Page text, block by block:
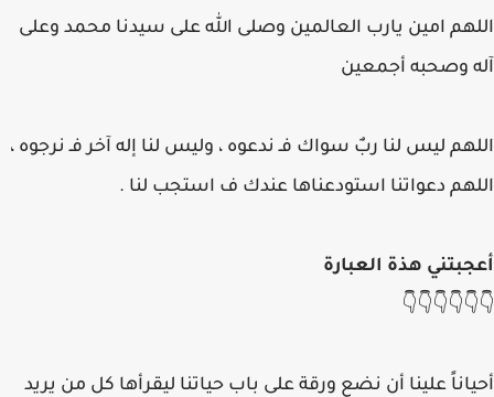
اللهم امين يارب العالمين وصلى الله على سيدنا محمد وعلى
آله وصحبه أجمعين
اللهم ليس لنا ربٌ سواك فـ ندعوه ، وليس لنا إله آخر فـ نرجوه ،
اللهم دعواتنا استودعناها عندك ف استجب لنا .
أعجبتني هذة العبارة
👇👇👇👇👇👇
أحياناً علينا أن نضع ورقة على باب حياتنا ليقرأها كل من يريد